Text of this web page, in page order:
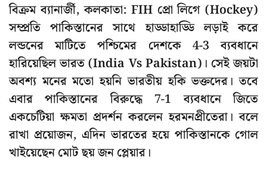
বিক্রম ব্যানার্জী, কলকাতা: FIH প্রো লিগে (Hockey)
সম্প্রতি পাকিস্তানের সাথে হাড্ডাহাড্ডি লড়াই করে
লন্ডনের মাটিতে পশ্চিমের দেশকে 4-3 ব্যবধানে
হারিয়েছিল ভারত (India Vs Pakistan)। সেই জয়টা
অবশ্য মনের মতো হয়নি ভারতীয় হকি ভক্তদের। তবে
এবার পাকিস্তানের বিরুদ্ধে 7-1 ব্যবধানে জিতে
একচেটিয়া ক্ষমতা প্রদর্শন করলেন হরমনপ্রীতেরা। বলে
রাখা প্রয়োজন, এদিন ভারতের হয়ে পাকিস্তানকে গোল
খাইয়েছেন মোট ছয় জন প্লেয়ার।